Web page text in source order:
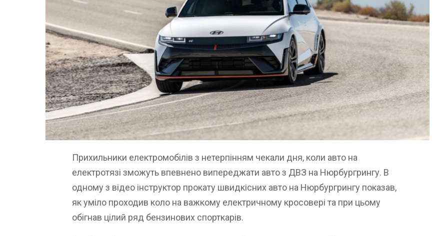
Прихильники електромобілів з нетерпінням чекали дня, коли авто на
електротязі зможуть впевнено випереджати авто з ДВЗ на Нюрбургрингу. В
одному з відео інструктор прокату швидкісних авто на Нюрбургрингу показав,
як уміло проходив коло на важкому електричному кросовері та при цьому
обігнав цілий ряд бензинових спорткарів.